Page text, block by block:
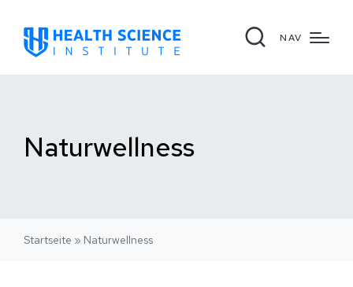
NAV
Naturwellness
Startseite » Naturwellness